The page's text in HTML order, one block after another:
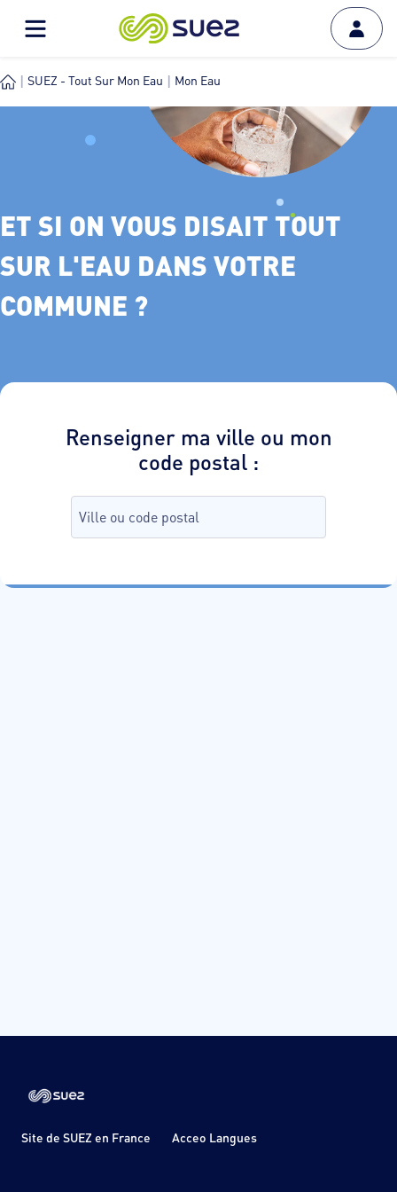
SUEZ - Tout Sur Mon Eau Mon Eau
Et si on vous disait tout sur l'eau dans votre commune ?
ET SI ON VOUS DISAIT TOUT
SUR L'EAU DANS VOTRE
COMMUNE ?
Renseigner ma ville ou mon
code postal :
Site de SUEZ en France Acceo Langues